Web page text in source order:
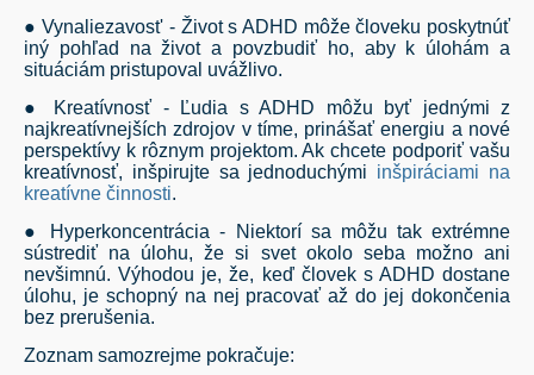
● Vynaliezavost' - Život s ADHD môže človeku poskytnúť
iný pohľad na život a povzbudiť ho, aby k úlohám a
situáciám pristupoval uvážlivo.
● Kreatívnosť - Ľudia s ADHD môžu byť jednými z
najkreatívnejších zdrojov v tíme, prinášať energiu a nové
perspektívy k rôznym projektom. Ak chcete podporiť vašu
kreatívnosť, inšpirujte sa jednoduchými inšpiráciami na
kreatívne činnosti.
● Hyperkoncentrácia - Niektorí sa môžu tak extrémne
sústrediť na úlohu, že si svet okolo seba možno ani
nevšimnú. Výhodou je, že, keď človek s ADHD dostane
úlohu, je schopný na nej pracovať až do jej dokončenia
bez prerušenia.
Zoznam samozrejme pokračuje: